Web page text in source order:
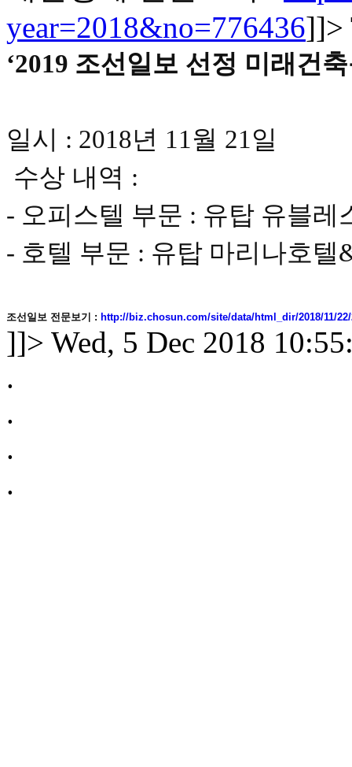
year=2018&no=776436]]>
‘2019 조선일보 선정 미래건
일시 : 2018년 11 월 21 일
수상 내역 :
- 오피스텔 부문 : 유탑 유블레
- 호텔 부문 : 유탑 마리나호텔
조선일보 전문보기 : http://biz.chosun.com/site/data/html_dir/2018/11/22/
]]> Wed, 5 Dec 2018
.
.
.
.